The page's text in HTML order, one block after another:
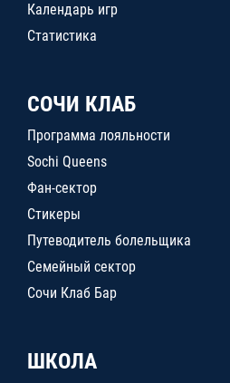
Календарь игр
Статистика
СОЧИ КЛАБ
Программа лояльности
Sochi Queens
Фан-сектор
Стикеры
Путеводитель болельщика
Семейный сектор
Сочи Клаб Бар
ШКОЛА